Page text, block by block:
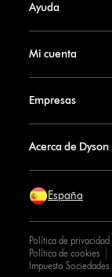
Ayuda
Mi cuenta
Empresas
Acerca de Dyson
España
Política de privacidad
Política de cookies
Impuesto Sociedades